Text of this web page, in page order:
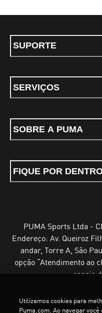
SUPORTE
SERVIÇOS
SOBRE A PUMA
FIQUE POR
PUMA Sports Ltda -
Endereço: Av. Queiroz
andar, Torre A, São
opção “Atendimento ao
canais
Utilizamos cookies para
Puma.com. Ao navegar você